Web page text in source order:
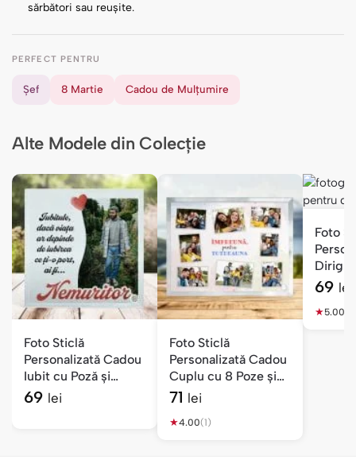
sărbători sau reușite.
PERFECT PENTRU
Șef 8 Martie Cadou de Mulțumire
Alte Modele din Colecție
Foto Sticlă
Personalizată Cadou
Iubit cu Poză și
Mesaj — Nemuritor
69 lei
Foto Sticlă
Personalizată Cadou
Cuplu cu 8 Poze și
Mesaj
71 lei
★4.00(1)
Foto
Mesaj
69 lei
★5.00